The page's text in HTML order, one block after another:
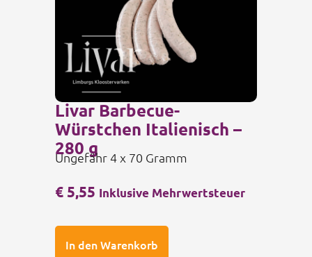
€5,55 Inklusive Mehrwertsteuer
In den Warenkorb
Livar Barbecue-
Würstchen Italienisch –
280 g
Ungefähr 4 x 70 Gramm